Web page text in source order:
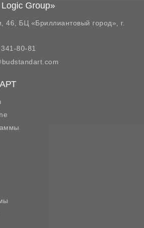
Group»
46, БЦ «Бриллиантовый город»,
г.
80-81